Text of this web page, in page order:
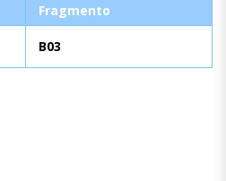
Fragmento
B03